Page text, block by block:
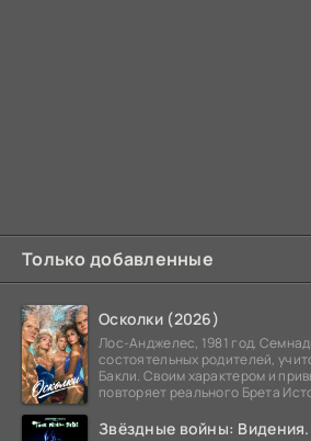
Только добавленные
Осколки (2026)
Лос-Анджелес, 1981 год.
состоятельных родителей,
Бакли. Своим характером и
повторяет реального Брета